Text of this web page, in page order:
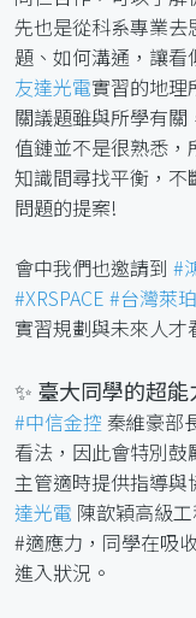
先也是從科系專業
題、如何溝通，讓
友達光電實習的地理
關議題雖與所學有
值鏈並不是很熟悉
知識間尋找平衡，
問題的提案!
會中我們也邀請到 #
#XRSPACE #台灣萊
實習規劃與未來人才
✨ 臺大同學的超
#中信金控 秦維豪部
看法，因此會特別鼓
主管適時提供指導與
達光電 陳歆穎高級
#適應力，同學在吸
進入狀況。